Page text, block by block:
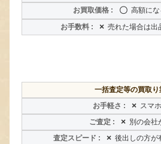
〇 高額にな
× 売れた場合は出
一括査定等の買取り
× スマ
× 別の会社
× 後出しの方が